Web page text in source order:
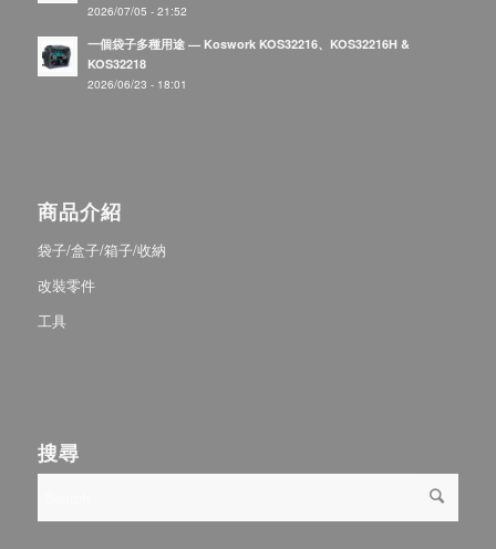
2026/07/05 - 21:52
一個袋子多種用途 — Koswork KOS32216、KOS32216H &
KOS32218
2026/06/23 - 18:01
商品介紹
袋子/盒子/箱子/收納
改裝零件
工具
搜尋